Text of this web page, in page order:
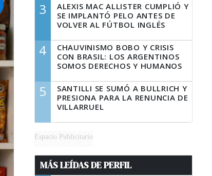
3
ALEXIS MAC ALLISTER CUMPLIÓ Y
SE IMPLANTÓ PELO ANTES DE
VOLVER AL FÚTBOL INGLÉS
4
CHAUVINISMO BOBO Y CRISIS
CON BRASIL: LOS ARGENTINOS
SOMOS DERECHOS Y HUMANOS
5
SANTILLI SE SUMÓ A BULLRICH Y
PRESIONA PARA LA RENUNCIA DE
VILLARRUEL
Espacio Publicitario
MÁS LEÍDAS DE PERFIL